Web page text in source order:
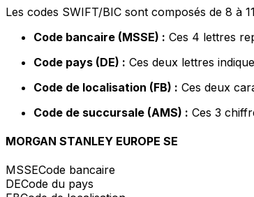
Les codes SWIFT/BIC sont composés de 8 à
Code bancaire (MSSE) : Ces 4 lettres
Code pays (DE) : Ces deux lettres
Code de localisation (FB) : Ces deux
Code de succursale (AMS) : Ces 3
MORGAN STANLEY EUROPE SE
MSSECode bancaire
DECode du pays